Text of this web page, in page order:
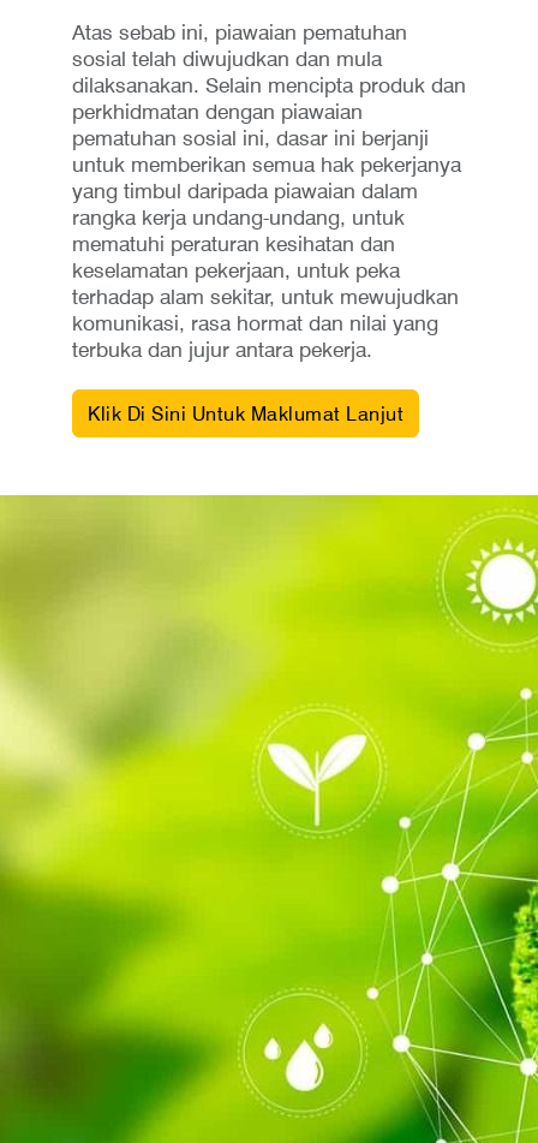
Atas sebab ini, piawaian pematuhan
sosial telah diwujudkan dan mula
dilaksanakan. Selain mencipta produk dan
perkhidmatan dengan piawaian
pematuhan sosial ini, dasar ini berjanji
untuk memberikan semua hak pekerjanya
yang timbul daripada piawaian dalam
rangka kerja undang-undang, untuk
mematuhi peraturan kesihatan dan
keselamatan pekerjaan, untuk peka
terhadap alam sekitar, untuk mewujudkan
komunikasi, rasa hormat dan nilai yang
terbuka dan jujur ​​antara pekerja.
Klik Di Sini Untuk Maklumat Lanjut